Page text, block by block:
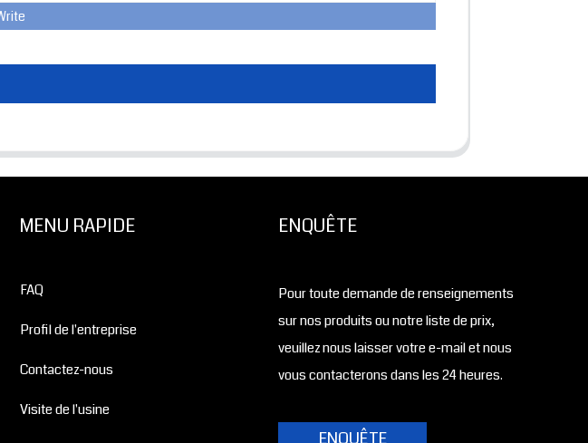
MENU RAPIDE
FAQ
Profil de l'entreprise
Contactez-nous
Visite de l'usine
ENQUÊTE
Pour toute demande de renseignements
sur nos produits ou notre liste de prix,
veuillez nous laisser votre e-mail et nous
vous contacterons dans les 24 heures.